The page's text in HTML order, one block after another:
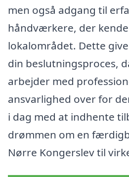
men også adgang til
håndværkere, der
lokalområdet. Dette
din beslutningsproces,
arbejder med
ansvarlighed over for
i dag med at indhente
drømmen om en
Nørre Kongerslev til